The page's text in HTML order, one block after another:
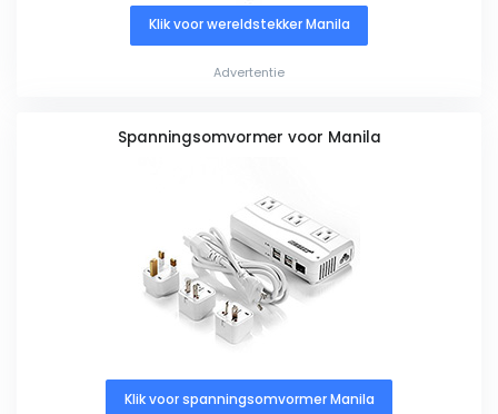
Klik voor wereldstekker Manila
Advertentie
Spanningsomvormer voor Manila
Klik voor spanningsomvormer Manila